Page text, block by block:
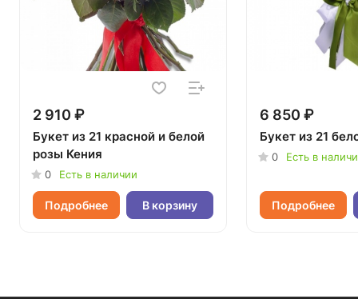
2 910 ₽
Букет из 21 красной и белой
розы Кения
0 Есть в наличии
Подробнее В корзину
6 850 ₽
Букет из 21
0 Есть в
Подробнее